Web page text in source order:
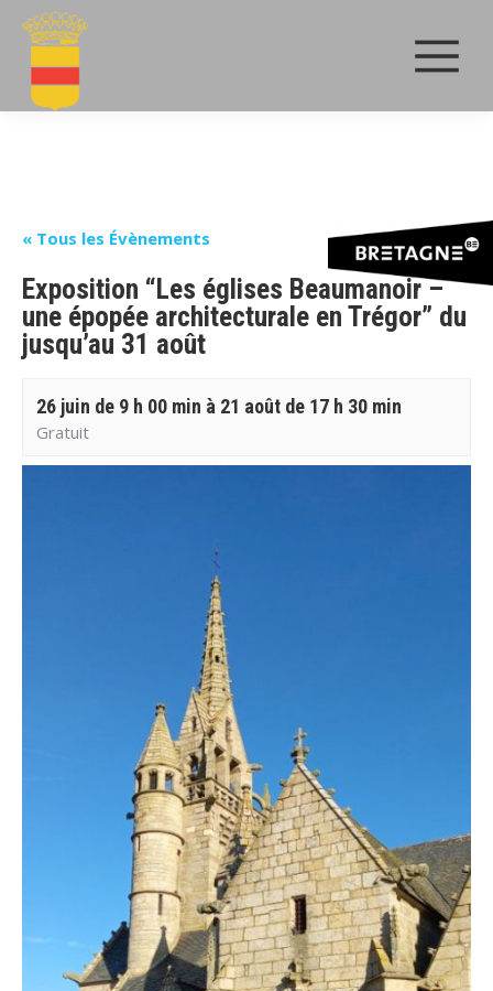
« Tous les Évènements
Exposition “Les églises Beaumanoir –
une épopée architecturale en Trégor” du
jusqu’au 31 août
26 juin de 9 h 00 min à 21 août de 17 h 30 min
Gratuit